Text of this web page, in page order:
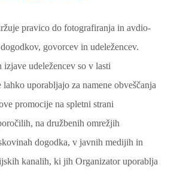
pravico do fotografiranja in avdio-
govorcev in udeležencev.
izjave udeležencev so v lasti
uporabljajo za namene obveščanja
promocije na spletni strani
na družbenih omrežjih
dogodka, v javnih medijih in
kanalih, ki jih Organizator uporablja